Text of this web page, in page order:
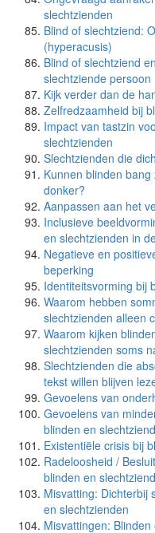
slechtzienden
Blind of slechtziend:
(hyperacusis)
Blind of slechtziend
slechtziende persoon
Kijk verder dan de
Zelfredzaamheid bij
Impact van tastzin
slechtzienden
Slechtzienden die
Kunnen blinden bang
donker?
Aanpassen aan het
Inclusieve
en slechtzienden in
Negatieve en
beperking
Identiteitsvorming bij
Waarom hebben
slechtzienden alleen
Waarom kijken
slechtzienden soms
Slechtzienden die
tekst willen blijven
Gevoelens van
Gevoelens van
blinden en
Existentiële crisis bij
Radeloosheid /
blinden en
Misvatting: Dichterbij
en slechtzienden
Misvattingen: